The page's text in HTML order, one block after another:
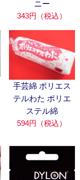
ニー
343円（税込）
手芸綿 ポリエス
テルわた ポリエ
ステル綿
594円（税込）